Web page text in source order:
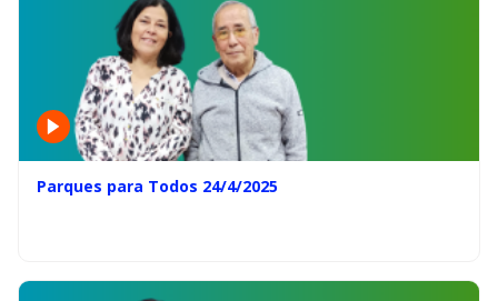
Parques para Todos 24/4/2025